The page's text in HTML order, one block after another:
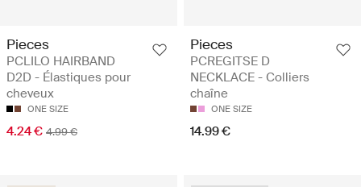
Pieces
PCLILO HAIRBAND
D2D - Élastiques pour
cheveux
ONE SIZE
4.24 € 4.99 €
Pieces
PCREGITSE D
NECKLACE - Colliers
chaîne
ONE SIZE
14.99 €